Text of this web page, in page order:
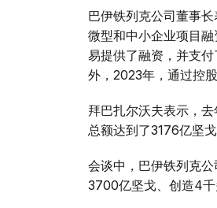
巴伊铁列克公司董事
微型和中小企业项目
易提供了融资，并支
外，2023年，通过控
拜巴扎尔沃夫表示，
总额达到了3176亿坚
会谈中，巴伊铁列克
3700亿坚戈、创造4千